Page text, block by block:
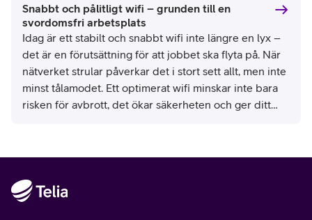
Snabbt och pålitligt wifi – grunden till en
svordomsfri arbetsplats
Idag är ett stabilt och snabbt wifi inte längre en lyx –
det är en förutsättning för att jobbet ska flyta på. När
nätverket strular påverkar det i stort sett allt, men inte
minst tålamodet. Ett optimerat wifi minskar inte bara
risken för avbrott, det ökar säkerheten och ger ditt